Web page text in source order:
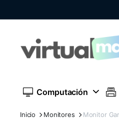
Computación
Inicio Monitores Monitor